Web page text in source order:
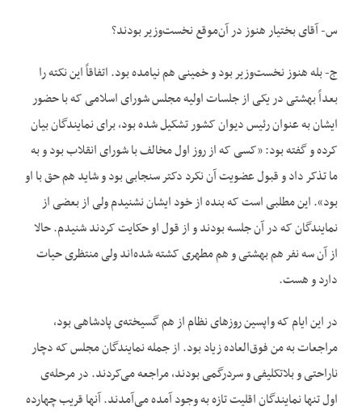
س- آقای بختیار هنوز در آن‌‌موقع نخست‌وزیر بودند؟
ج- بله هنوز نخست‌وزیر بود و خمینی هم نیامده بود. اتفاقاً این نکته را
بعداً بهشتی در یکی از جلسات اولیه مجلس شورای اسلامی که با حضور
ایشان به عنوان رئیس دیوان کشور تشکیل شده بود، برای نمایندگان بیان
کرده و گفته بود: «کسی که از روز اول مخالف با شورای انقلاب بود و به
ما تذکر داد و قبول عضویت آن نکرد دکتر سنجابی بود و شاید هم حق با او
بود». این مطلبی است که بنده از خود ایشان نشنیدم ولی از بعضی از
نمایندگان که در آن جلسه بودند و از قول او حکایت کردند شنیدم. حالا
از آن سه نفر هم بهشتی و هم مطهری کشته شده‌‌اند ولی منتظری حیات
دارد و هست.
در این ایام که واپسین روزهای نظام از هم گسیخته‌‌ی پادشاهی بود،
مراجعات به من فوق‌العاده زیاد بود. از جمله نمایندگان مجلس که دچار
ناراحتی و بلاتکلیفی و سردرگمی بودند، مراجعه می‌‌کردند. در مرحله‌‌ی
اول تنها نمایندگان اقلیت تازه به وجود آمده می‌‌آمدند. آنها قریب چهارده